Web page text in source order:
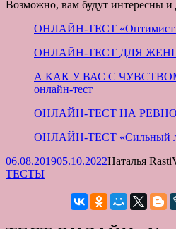
Возможно, вам будут интересны и
ОНЛАЙН-ТЕСТ «Оптимист
ОНЛАЙН-ТЕСТ ДЛЯ
А КАК У ВАС С
онлайн-тест
ОНЛАЙН-ТЕСТ НА
ОНЛАЙН-ТЕСТ «Сильный ли
Опубликовано
06.08.201905.10.2022Автор
Наталья
ТЕСТЫ